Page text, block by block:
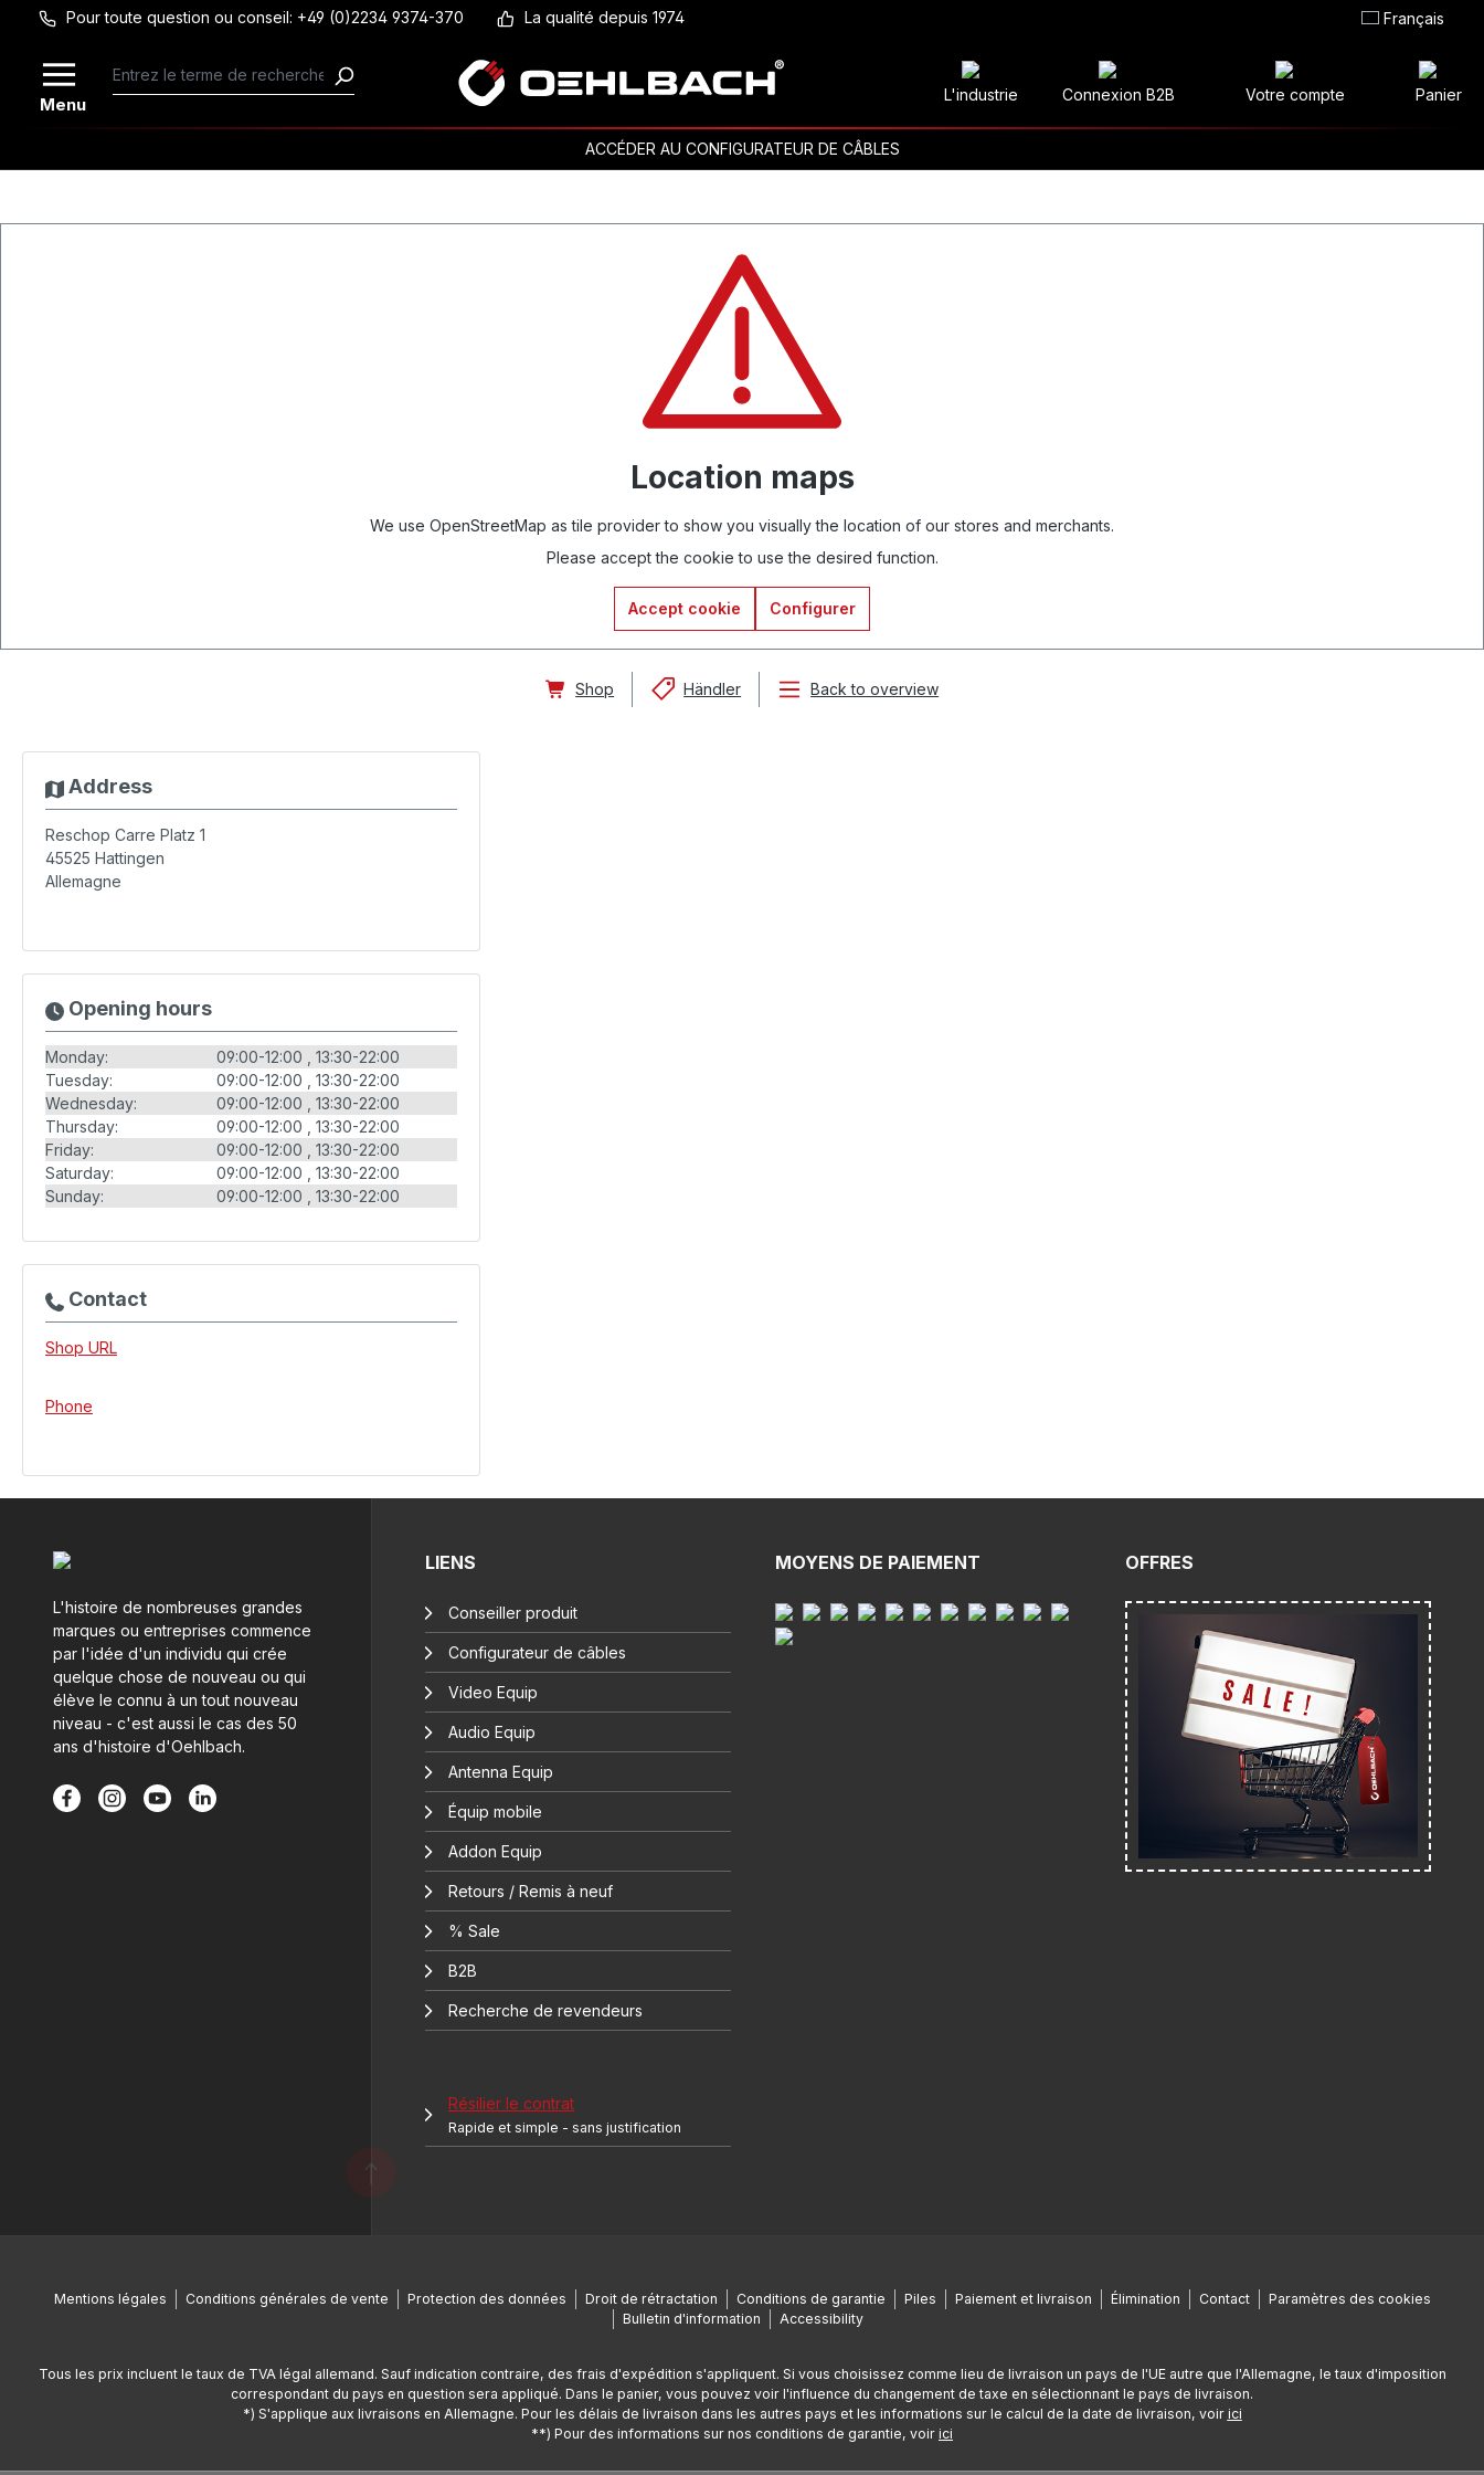
Passer au contenu principal
Pour toute question ou conseil: +49 (0)2234 9374-370 La qualité depuis 1974 Français
Menu L'industrie Connexion B2B Votre compte Panier
ACCÉDER AU CONFIGURATEUR DE CÂBLES
Location maps
We use OpenStreetMap as tile provider to show you visually the location of our stores and merchants.
Please accept the cookie to use the desired function.
Accept cookie Configurer
Shop Händler Back to overview
Address
Reschop Carre Platz 1
45525 Hattingen
Allemagne
Opening hours
Monday: 09:00-12:00
13:30-22:00
Tuesday:
09:00-12:00
13:30-22:00
Wednesday:
09:00-12:00
13:30-22:00
Thursday:
09:00-12:00
13:30-22:00
Friday:
09:00-12:00
13:30-22:00
Saturday:
09:00-12:00
13:30-22:00
Sunday:
09:00-12:00 13:30-22:00
Contact
Shop URL
Phone
L'histoire de nombreuses grandes
marques ou entreprises commence
par l'idée d'un individu qui crée
quelque chose de nouveau ou qui
élève le connu à un tout nouveau
niveau - c'est aussi le cas des 50
ans d'histoire d'Oehlbach.
LIENS
Conseiller produit
Configurateur de câbles
Video Equip
Audio Equip
Antenna Equip
Équip mobile
Addon Equip
Retours / Remis à neuf
% Sale
B2B
Recherche de revendeurs
Résilier le contrat
Rapide et simple - sans justification
MOYENS DE PAIEMENT OFFRES
Mentions légales Conditions générales de vente Protection des données Droit de rétractation Conditions de garantie Piles Paiement et livraison Élimination Contact
Paramètres des cookies
Bulletin d'information
Accessibility
Tous les prix incluent le taux de TVA légal allemand. Sauf indication contraire, des frais d'expédition s'appliquent. Si vous choisissez comme lieu de livraison un pays de l'UE autre que l'Allemagne, le taux d'imposition
correspondant du pays en question sera appliqué. Dans le panier, vous pouvez voir l'influence du changement de taxe en sélectionnant le pays de livraison.
*) S'applique aux livraisons en Allemagne. Pour les délais de livraison dans les autres pays et les informations sur le calcul de la date de livraison, voir ici
**) Pour des informations sur nos conditions de garantie, voir ici